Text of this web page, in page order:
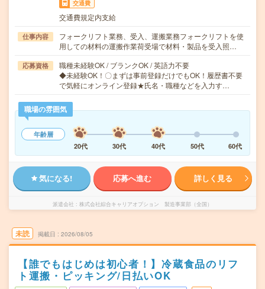
交通費
交通費規定内支給
仕事内容
フォークリフト業務、受入、運搬業務フォークリフトを使
用しての材料の運搬作業荷受場で材料・製品を受入照…
応募資格
職種未経験OK / ブランクOK / 英語力不要
◆未経験OK！〇まずは事前登録だけでもOK！履歴書不要
で気軽にオンライン登録★氏名・職種などを入力す…
職場の雰囲気
年齢層
20代
30代 40代 50代 60代
気になる! 応募へ進む 詳しく見る
派遣会社 株式会社綜合キャリアオプション 製造事業部（全国）
未読 掲載日 2026/08/05
【誰でもはじめは初心者！】冷蔵食品のリフ
ト運搬・ピッキング/日払いOK